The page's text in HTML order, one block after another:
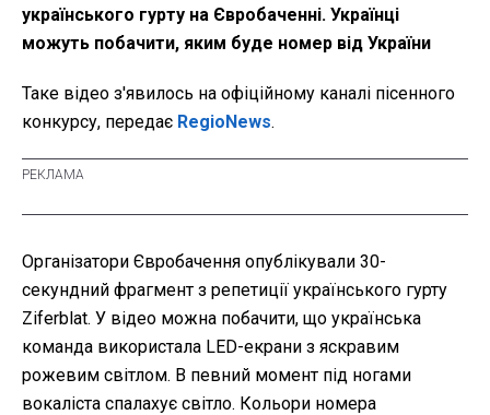
українського гурту на Євробаченні. Українці
можуть побачити, яким буде номер від України
Таке відео з'явилось на офіційному каналі пісенного
конкурсу, передає RegioNews.
Організатори Євробачення опублікували 30-
секундний фрагмент з репетиції українського гурту
Ziferblat. У відео можна побачити, що українська
команда використала LED-екрани з яскравим
рожевим світлом. В певний момент під ногами
вокаліста спалахує світло. Кольори номера